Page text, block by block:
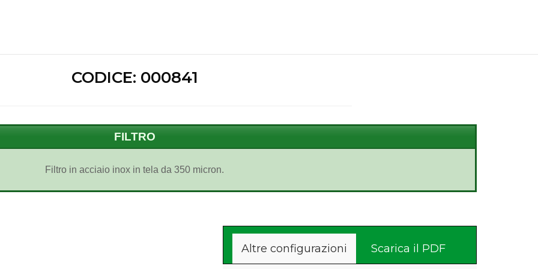
CODICE: 000841
FILTRO
Filtro in acciaio inox in tela da 350 micron.
Altre configurazioni Scarica il PDF